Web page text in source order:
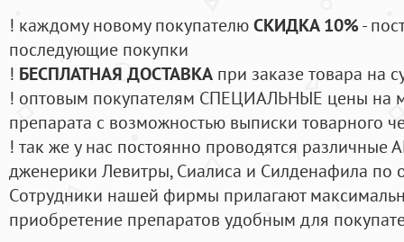
! каждому новому покупателюСКИДКА 10%-
последующие покупки
! БЕСПЛАТНАЯ ДОСТАВКА при заказе товара на
! оптовым покупателям СПЕЦИАЛЬНЫЕ цены на
препарата с возможностью выписки товарного
! так же у нас постоянно проводятся
дженерики Левитры, Сиалиса и Силденафила по
Cотрудники нашей фирмы прилагают
приобретение препаратов удобным для